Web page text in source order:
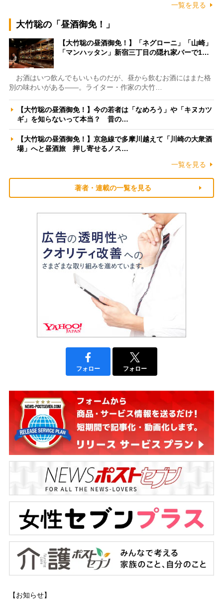
一覧を見る
大竹聡の「昼酒御免！」
【大竹聡の昼酒御免！】「ネグローニ」「山崎」
「マンハッタン」新宿三丁目の隠れ家バーで1…
お酒はいつ飲んでもいいものだが、昼から飲むお酒にはまた格
別の味わいがある――。ライター・作家の大竹…
【大竹聡の昼酒御免！】今の若者は「なめろう」や「キヌカツ
ギ」を知らないって本当？ 昔の…
【大竹聡の昼酒御免！】京急線で多摩川越えて「川崎の大衆酒
場」へと昼酒旅 押し寄せるノス…
一覧を見る
著者・連載の一覧を見る
フォロー フォロー
【お知らせ】